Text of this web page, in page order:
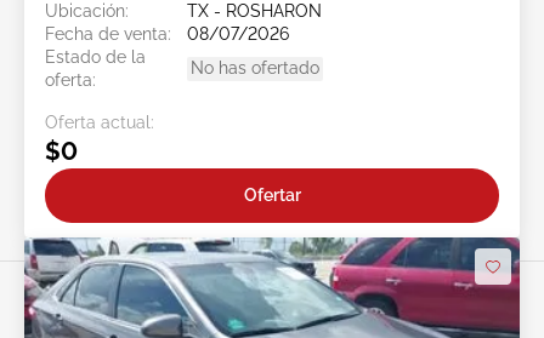
Ubicación:
TX - ROSHARON
Fecha de venta:
08/07/2026
Estado de la
oferta:
No has ofertado
Oferta actual:
$0
Ofertar